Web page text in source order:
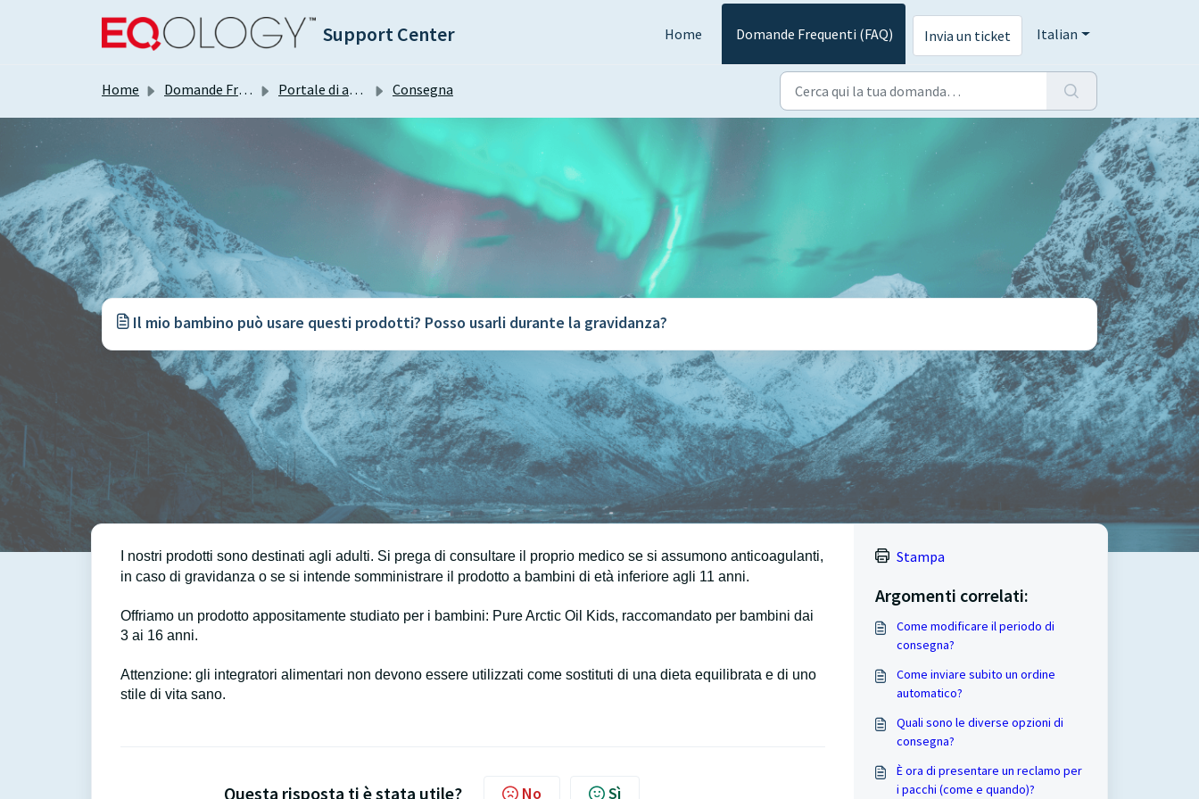
Support Center Home Domande Frequenti (FAQ) Invia un ticket Italian
Home Domande Frequenti (FAQ) Portale di auto-assistenza Freshdesk Consegna
Il mio bambino può usare questi prodotti? Posso usarli durante la gravidanza?
I nostri prodotti sono destinati agli adulti. Si prega di consultare il proprio medico se si assumono anticoagulanti,
in caso di gravidanza o se si intende somministrare il prodotto a bambini di età inferiore agli 11 anni.
Offriamo un prodotto appositamente studiato per i bambini: Pure Arctic Oil Kids, raccomandato per bambini dai
3 ai 16 anni.
Attenzione: gli integratori alimentari non devono essere utilizzati come sostituti di una dieta equilibrata e di uno
stile di vita sano.
Questa risposta ti è stata utile? No Sì
Stampa
Argomenti correlati:
Come modificare il periodo di
consegna?
Come inviare subito un ordine
automatico?
Quali sono le diverse opzioni di
consegna?
È ora di presentare un reclamo per
i pacchi (come e quando)?